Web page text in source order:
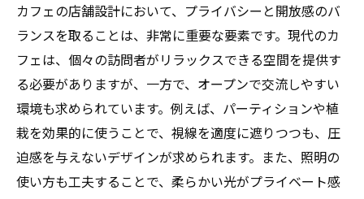
カフェの店舗設計において、プライバシーと開放感のバ
ランスを取ることは、非常に重要な要素です。現代のカ
フェは、個々の訪問者がリラックスできる空間を提供す
る必要がありますが、一方で、オープンで交流しやすい
環境も求められています。例えば、パーティションや植
栽を効果的に使うことで、視線を適度に遮りつつも、圧
迫感を与えないデザインが求められます。また、照明の
使い方も工夫することで、柔らかい光がプライベート感